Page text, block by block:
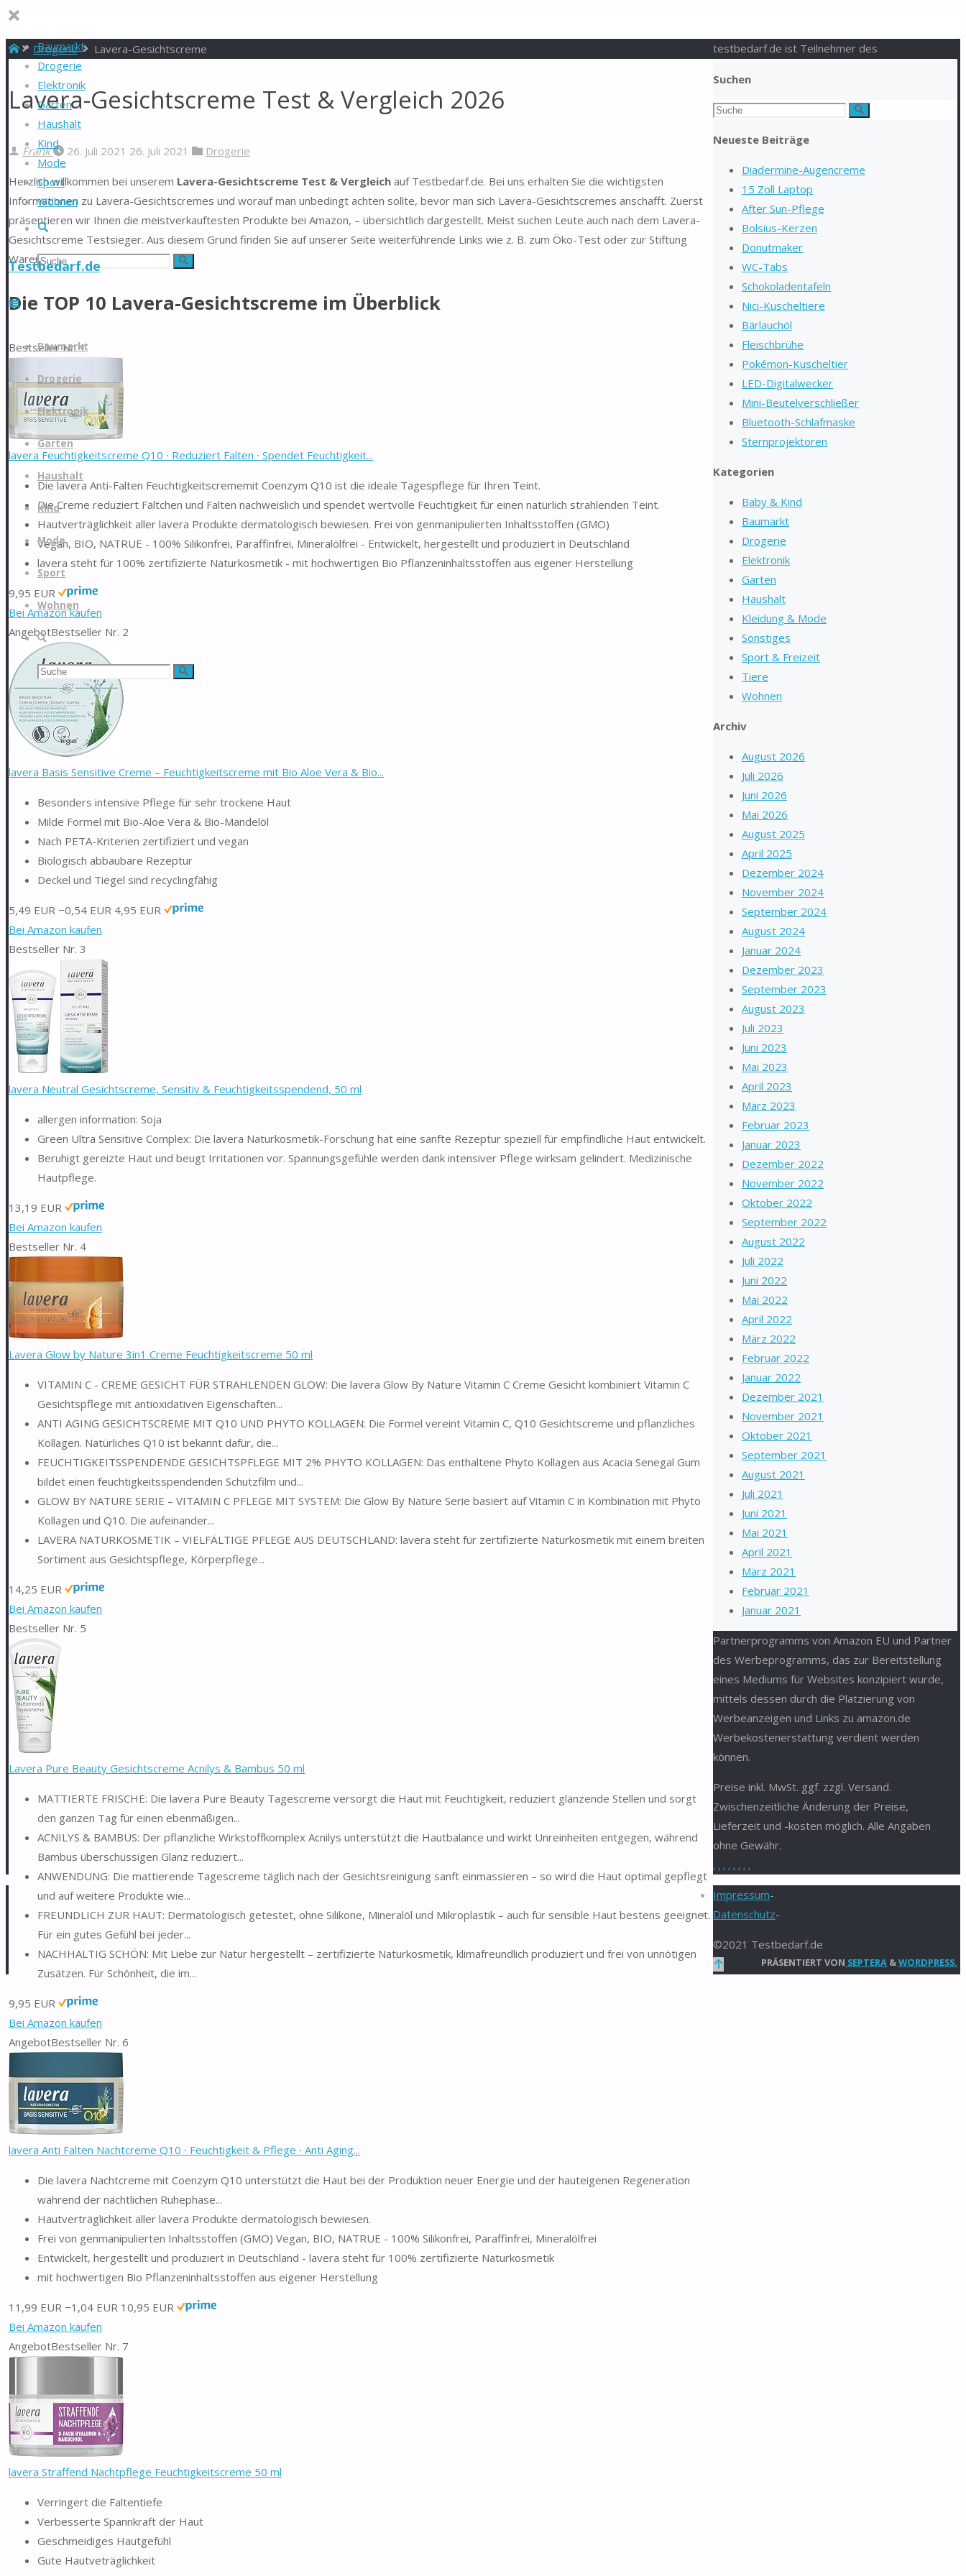
Baumarkt
Drogerie
Elektronik
Garten
Haushalt
Kind
Mode
Sport
Wohnen
Suche
Suchen Suche
Testbedarf.de
Inhalt
springen
Baumarkt
Drogerie
Elektronik
Garten
Haushalt
Kind
Mode
Sport
Wohnen
Suche
Suchen
nach:
Suche
StartDrogerie Lavera-Gesichtscreme
Lavera-Gesichtscreme Test & Vergleich 2026
Frank 26. Juli 2021 26. Juli 2021 Drogerie
Herzlich willkommen bei unserem Lavera-Gesichtscreme Test & Vergleich auf Testbedarf.de. Bei uns erhalten Sie die wichtigsten
Informationen zu Lavera-Gesichtscremes und worauf man unbedingt achten sollte, bevor man sich Lavera-Gesichtscremes anschafft. Zuerst
präsentieren wir Ihnen die meistverkauftesten Produkte bei Amazon, – übersichtlich dargestellt. Meist suchen Leute auch nach dem Lavera-
Gesichtscreme Testsieger. Aus diesem Grund finden Sie auf unserer Seite weiterführende Links wie z. B. zum Öko-Test oder zur Stiftung
Warentest.
Die TOP 10 Lavera-Gesichtscreme im Überblick
Bestseller Nr. 1
lavera Feuchtigkeitscreme Q10 ∙ Reduziert Falten ∙ Spendet Feuchtigkeit...
Die lavera Anti-Falten Feuchtigkeitscrememit Coenzym Q10 ist die ideale Tagespflege für Ihren Teint.
Die Creme reduziert Fältchen und Falten nachweislich und spendet wertvolle Feuchtigkeit für einen natürlich strahlenden Teint.
Hautverträglichkeit aller lavera Produkte dermatologisch bewiesen. Frei von genmanipulierten Inhaltsstoffen (GMO)
Vegan, BIO, NATRUE - 100% Silikonfrei, Paraffinfrei, Mineralölfrei - Entwickelt, hergestellt und produziert in Deutschland
lavera steht für 100% zertifizierte Naturkosmetik - mit hochwertigen Bio Pflanzeninhaltsstoffen aus eigener Herstellung
9,95 EUR
Bei Amazon kaufen
AngebotBestseller Nr. 2
lavera Basis Sensitive Creme – Feuchtigkeitscreme mit Bio Aloe Vera & Bio...
Besonders intensive Pflege für sehr trockene Haut
Milde Formel mit Bio-Aloe Vera & Bio-Mandelöl
Nach PETA-Kriterien zertifiziert und vegan
Biologisch abbaubare Rezeptur
Deckel und Tiegel sind recyclingfähig
5,49 EUR −0,54 EUR 4,95 EUR
Bei Amazon kaufen
Bestseller Nr. 3
lavera Neutral Gesichtscreme, Sensitiv & Feuchtigkeitsspendend, 50 ml
allergen information: Soja
Green Ultra Sensitive Complex: Die lavera Naturkosmetik-Forschung hat eine sanfte Rezeptur speziell für empfindliche Haut entwickelt.
Beruhigt gereizte Haut und beugt Irritationen vor. Spannungsgefühle werden dank intensiver Pflege wirksam gelindert. Medizinische
Hautpflege.
13,19 EUR
Bei Amazon kaufen
Bestseller Nr. 4
Lavera Glow by Nature 3in1 Creme Feuchtigkeitscreme 50 ml
VITAMIN C - CREME GESICHT FÜR STRAHLENDEN GLOW: Die lavera Glow By Nature Vitamin C Creme Gesicht kombiniert Vitamin C
Gesichtspflege mit antioxidativen Eigenschaften...
ANTI AGING GESICHTSCREME MIT Q10 UND PHYTO KOLLAGEN: Die Formel vereint Vitamin C, Q10 Gesichtscreme und pflanzliches
Kollagen. Natürliches Q10 ist bekannt dafür, die...
FEUCHTIGKEITSSPENDENDE GESICHTSPFLEGE MIT 2% PHYTO KOLLAGEN: Das enthaltene Phyto Kollagen aus Acacia Senegal Gum
bildet einen feuchtigkeitsspendenden Schutzfilm und...
GLOW BY NATURE SERIE – VITAMIN C PFLEGE MIT SYSTEM: Die Glow By Nature Serie basiert auf Vitamin C in Kombination mit Phyto
Kollagen und Q10. Die aufeinander...
LAVERA NATURKOSMETIK – VIELFÄLTIGE PFLEGE AUS DEUTSCHLAND: lavera steht für zertifizierte Naturkosmetik mit einem breiten
Sortiment aus Gesichtspflege, Körperpflege...
14,25 EUR
Bei Amazon kaufen
Bestseller Nr. 5
Lavera Pure Beauty Gesichtscreme Acnilys & Bambus 50 ml
MATTIERTE FRISCHE: Die lavera Pure Beauty Tagescreme versorgt die Haut mit Feuchtigkeit, reduziert glänzende Stellen und sorgt
den ganzen Tag für einen ebenmäßigen...
ACNILYS & BAMBUS: Der pflanzliche Wirkstoffkomplex Acnilys unterstützt die Hautbalance und wirkt Unreinheiten entgegen, während
Bambus überschüssigen Glanz reduziert...
ANWENDUNG: Die mattierende Tagescreme täglich nach der Gesichtsreinigung sanft einmassieren – so wird die Haut optimal gepflegt
und auf weitere Produkte wie...
FREUNDLICH ZUR HAUT: Dermatologisch getestet, ohne Silikone, Mineralöl und Mikroplastik – auch für sensible Haut bestens geeignet.
Für ein gutes Gefühl bei jeder...
NACHHALTIG SCHÖN: Mit Liebe zur Natur hergestellt – zertifizierte Naturkosmetik, klimafreundlich produziert und frei von unnötigen
Zusätzen. Für Schönheit, die im...
9,95 EUR
Bei Amazon kaufen
AngebotBestseller Nr. 6
lavera Anti Falten Nachtcreme Q10 ∙ Feuchtigkeit & Pflege ∙ Anti Aging...
Die lavera Nachtcreme mit Coenzym Q10 unterstützt die Haut bei der Produktion neuer Energie und der hauteigenen Regeneration
während der nächtlichen Ruhephase...
Hautverträglichkeit aller lavera Produkte dermatologisch bewiesen.
Frei von genmanipulierten Inhaltsstoffen (GMO) Vegan, BIO, NATRUE - 100% Silikonfrei, Paraffinfrei, Mineralölfrei
Entwickelt, hergestellt und produziert in Deutschland - lavera steht für 100% zertifizierte Naturkosmetik
mit hochwertigen Bio Pflanzeninhaltsstoffen aus eigener Herstellung
11,99 EUR −1,04 EUR 10,95 EUR
Bei Amazon kaufen
AngebotBestseller Nr. 7
lavera Straffend Nachtpflege Feuchtigkeitscreme 50 ml
Verringert die Faltentiefe
Verbesserte Spannkraft der Haut
Geschmeidiges Hautgefühl
Gute Hautveträglichkeit
Suchen
Suchen
Suche
Neueste Beiträge
Diadermine-Augencreme
15 Zoll Laptop
After Sun-Pflege
Bolsius-Kerzen
Donutmaker
WC-Tabs
Schokoladentafeln
Nici-Kuscheltiere
Bärlauchöl
Fleischbrühe
Pokémon-Kuscheltier
LED-Digitalwecker
Mini-Beutelverschließer
Bluetooth-Schlafmaske
Sternprojektoren
Kategorien
Baby & Kind
Baumarkt
Drogerie
Elektronik
Garten
Haushalt
Kleidung & Mode
Sonstiges
Sport & Freizeit
Tiere
Wohnen
Archiv
August 2026
Juli 2026
Juni 2026
Mai 2026
August 2025
April 2025
Dezember 2024
November 2024
September 2024
August 2024
Januar 2024
Dezember 2023
September 2023
August 2023
Juli 2023
Juni 2023
Mai 2023
April 2023
März 2023
Februar 2023
Januar 2023
Dezember 2022
November 2022
Oktober 2022
September 2022
August 2022
Juli 2022
Juni 2022
Mai 2022
April 2022
März 2022
Februar 2022
Januar 2022
Dezember 2021
November 2021
Oktober 2021
September 2021
August 2021
Juli 2021
Juni 2021
Mai 2021
April 2021
März 2021
Februar 2021
Januar 2021
testbedarf.de ist Teilnehmer des
Partnerprogramms von Amazon EU und Partner
des Werbeprogramms, das zur Bereitstellung
eines Mediums für Websites konzipiert wurde,
mittels dessen durch die Platzierung von
Werbeanzeigen und Links zu amazon.de
Werbekostenerstattung verdient werden
können.
Preise inkl. MwSt. ggf. zzgl. Versand.
Zwischenzeitliche Änderung der Preise,
Lieferzeit und -kosten möglich. Alle Angaben
ohne Gewähr.
. . . . . . . .
Impressum-
Datenschutz-
©2021 Testbedarf.de
PRÄSENTIERT VON SEPTERA &WORDPRESS.
Zurück